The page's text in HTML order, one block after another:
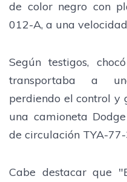
de color negro con
012-A, a una
Según testigos,
transportaba a
perdiendo el control y
una camioneta
de circulación TYA-
Cabe destacar que